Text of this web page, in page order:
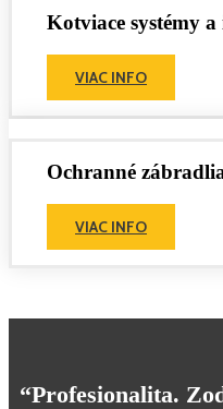
Kotviace systémy a
VIAC INFO
Ochranné
VIAC INFO
“Profesionalita.